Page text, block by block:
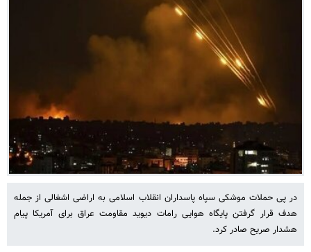
در پی حملات موشکی سپاه پاسداران انقلاب اسلامی به اراضی اشغالی از جمله
هدف قرار گرفتن پایگاه هوایی رامات دیوید مقاومت عراق برای آمریکا پیام
هشدار صریح صادر کرد.